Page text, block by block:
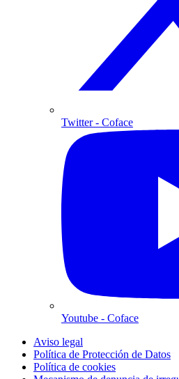
Twitter- Coface
Youtube - Coface
Aviso legal
Política de Protección de Datos
Política de cookies